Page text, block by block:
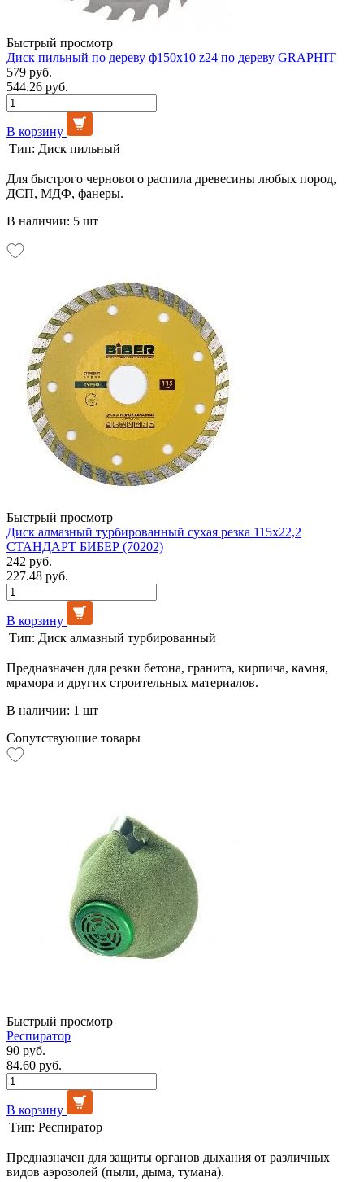
Быстрый просмотр
Диск пильный по дереву ф150x10 z24 по дереву GRAPHIT
579 руб.
544.26 руб.
В корзину
Тип: Диск пильный
Для быстрого чернового распила древесины любых пород,
ДСП, МДФ, фанеры.
В наличии: 5 шт
Быстрый просмотр
Диск алмазный турбированный сухая резка 115х22,2
СТАНДАРТ БИБЕР (70202)
242 руб.
227.48 руб.
В корзину
Тип: Диск алмазный турбированный
Предназначен для резки бетона, гранита, кирпича, камня,
мрамора и других строительных материалов.
В наличии: 1 шт
Сопутствующие товары
Быстрый просмотр
Респиратор
90 руб.
84.60 руб.
В корзину
Тип: Респиратор
Предназначен для защиты органов дыхания от различных
видов аэрозолей (пыли, дыма, тумана).